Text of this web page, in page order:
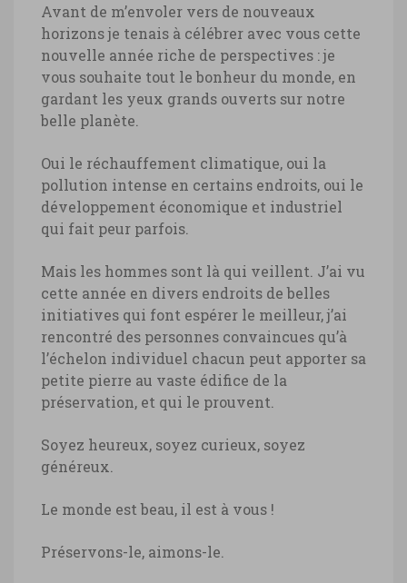
Avant de m’envoler vers de nouveaux
horizons je tenais à célébrer avec vous cette
nouvelle année riche de perspectives : je
vous souhaite tout le bonheur du monde, en
gardant les yeux grands ouverts sur notre
belle planète.
Oui le réchauffement climatique, oui la
pollution intense en certains endroits, oui le
développement économique et industriel
qui fait peur parfois.
Mais les hommes sont là qui veillent. J’ai vu
cette année en divers endroits de belles
initiatives qui font espérer le meilleur, j’ai
rencontré des personnes convaincues qu’à
l’échelon individuel chacun peut apporter sa
petite pierre au vaste édifice de la
préservation, et qui le prouvent.
Soyez heureux, soyez curieux, soyez
généreux.
Le monde est beau, il est à vous !
Préservons-le, aimons-le.